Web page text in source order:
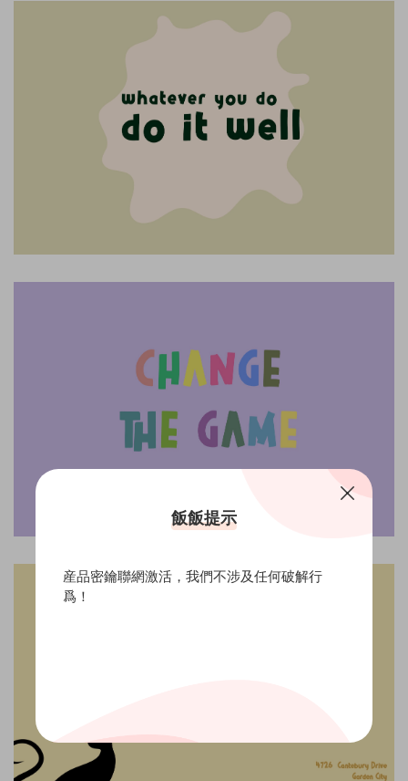
飯飯提示
産品密鑰聯網激活，我們不涉及任何破解行
爲！